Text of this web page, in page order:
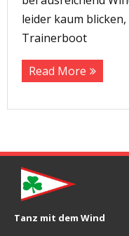
leider kaum
Trainerboot
Read More
Tanz mit dem Wind